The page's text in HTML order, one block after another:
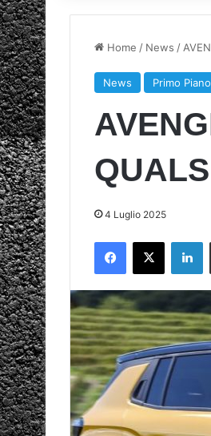
Home / News /
News Primo Piano
4 Luglio 2025